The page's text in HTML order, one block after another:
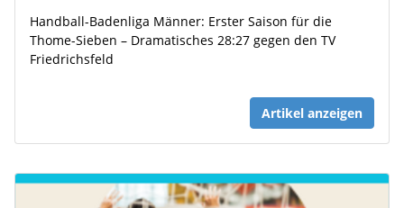
Handball-Badenliga Männer: Erster Saison für die
Thome-Sieben – Dramatisches 28:27 gegen den TV
Friedrichsfeld
Artikel anzeigen